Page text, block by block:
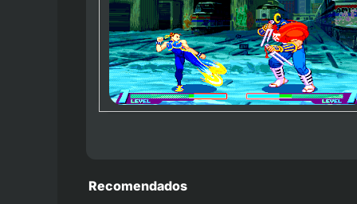
Recomendados